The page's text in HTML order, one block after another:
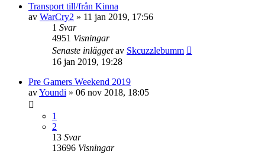
Transport till/från Kinna
av WarCry2 » 11 jan 2019, 17:56
1 Svar
4951 Visningar
Senaste inläggetav Skcuzzlebumm
16 jan 2019, 19:28
Pre Gamers Weekend 2019
avYoundi » 06 nov 2018, 18:05
1
2
13 Svar
13696 Visningar